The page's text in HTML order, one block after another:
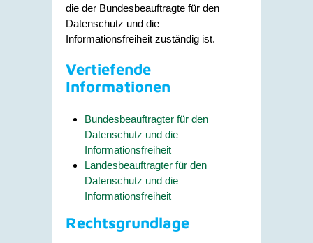
die der Bundesbeauftragte für den
Datenschutz und die
Informationsfreiheit zuständig ist.
Vertiefende
Informationen
Bundesbeauftragter für den
Datenschutz und die
Informationsfreiheit
Landesbeauftragter für den
Datenschutz und die
Informationsfreiheit
Rechtsgrundlage